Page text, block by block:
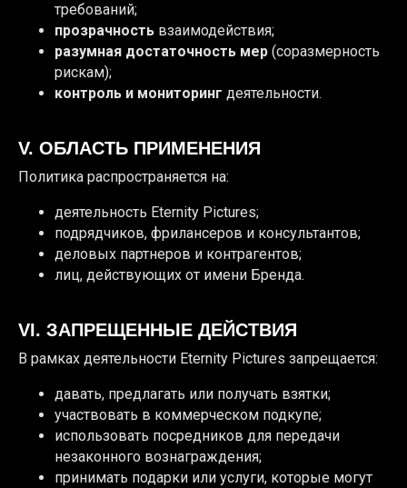
требований;
прозрачность взаимодействия;
разумная достаточность мер (соразмерность
рискам);
контроль и мониторинг деятельности.
V. ОБЛАСТЬ ПРИМЕНЕНИЯ
Политика распространяется на:
деятельность Eternity Pictures;
подрядчиков, фрилансеров и консультантов;
деловых партнеров и контрагентов;
лиц, действующих от имени Бренда.
VI. ЗАПРЕЩЕННЫЕ ДЕЙСТВИЯ
В рамках деятельности Eternity Pictures запрещается:
давать, предлагать или получать взятки;
участвовать в коммерческом подкупе;
использовать посредников для передачи
незаконного вознаграждения;
принимать подарки или услуги, которые могут